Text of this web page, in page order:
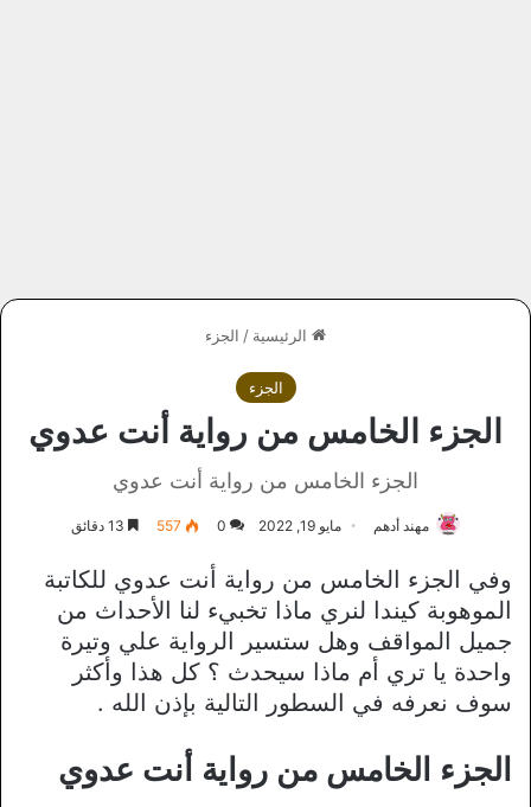
الرئيسية / الجزء
الجزء
الجزء الخامس من رواية أنت عدوي
الجزء الخامس من رواية أنت عدوي
مهند أدهم مايو 19, 2022 0
557
وفي الجزء الخامس من رواية أنت عدوي للكاتبة
الموهوبة كيندا لنري ماذا تخبيء لنا الأحداث من
جميل المواقف وهل ستسير الرواية علي وتيرة
واحدة يا تري أم ماذا سيحدث ؟ كل هذا وأكثر
سوف نعرفه في السطور التالية بإذن الله .
الجزء الخامس من رواية أنت عدوي